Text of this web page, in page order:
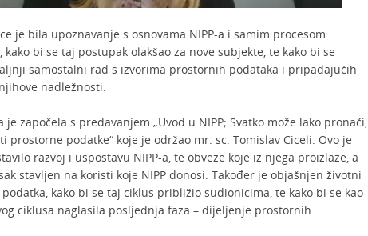
je bila upoznavanje s osnovama NIPP-a i samim procesom
kako bi se taj postupak olakšao za nove subjekte, te kako bi se
samostalni rad s izvorima prostornih podataka i pripadajućih
nadležnosti.
je započela s predavanjem „Uvod u NIPP; Svatko može lako pronaći,
prostorne podatke“ koje je održao mr. sc. Tomislav Ciceli. Ovo je
razvoj i uspostavu NIPP-a, te obveze koje iz njega proizlaze, a
stavljen na koristi koje NIPP donosi. Također je objašnjen životni
kako bi se taj ciklus približio sudionicima, te kako bi se kao
ciklusa naglasila posljednja faza – dijeljenje prostornih